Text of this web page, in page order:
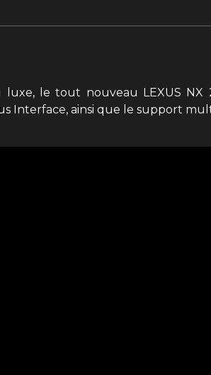
le tout nouveau LEXUS
Interface, ainsi que le support